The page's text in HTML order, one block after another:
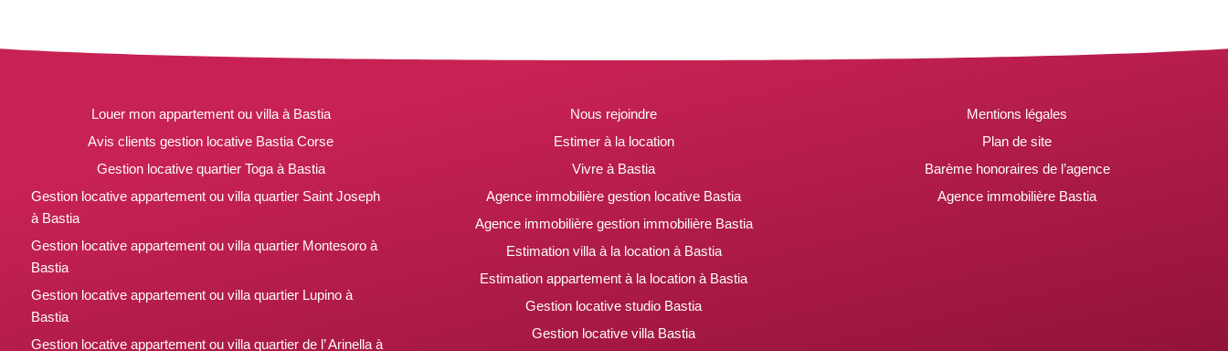
Louer mon appartement ou villa à Bastia
Avis clients gestion locative Bastia Corse
Gestion locative quartier Toga à Bastia
Gestion locative appartement ou villa quartier Saint Joseph
à Bastia
Gestion locative appartement ou villa quartier Montesoro à
Bastia
Gestion locative appartement ou villa quartier Lupino à
Bastia
Gestion locative appartement ou villa quartier de l’ Arinella à
Nous rejoindre
Estimer à la location
Vivre à Bastia
Agence immobilière gestion locative Bastia
Agence immobilière gestion immobilière Bastia
Estimation villa à la location à Bastia
Estimation appartement à la location à Bastia
Gestion locative studio Bastia
Gestion locative villa Bastia
Mentions légales
Plan de site
Barème honoraires de l’agence
Agence immobilière Bastia